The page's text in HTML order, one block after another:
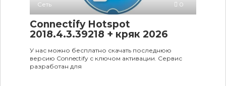
Сеть 0
Connectify Hotspot
2018.4.3.39218 + кряк 2026
У нас можно бесплатно скачать последнюю
версию Connectify с ключом активации. Сервис
разработан для